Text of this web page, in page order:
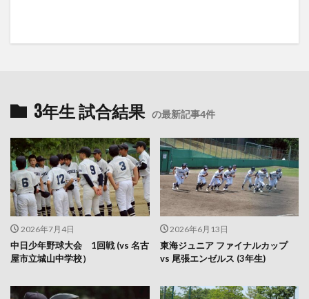
3年生 試合結果 の最新記事4件
2026年7月4日
中日少年野球大会 1回戦 (vs 名古
屋市立城山中学校）
2026年6月13日
東海ジュニア ファイナルカップ
vs 尾張エンゼルス (3年生)